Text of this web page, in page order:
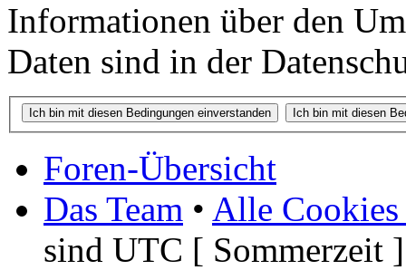
Informationen über den
Daten sind in der
Foren-Übersicht
Das Team • Alle Cookies
sind UTC [ Sommerzeit ]